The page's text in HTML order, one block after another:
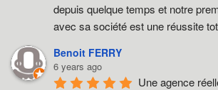
depuis quelque temps et notre
avec sa société est une réussite
Benoit FERRY
6 years ago
Une agence